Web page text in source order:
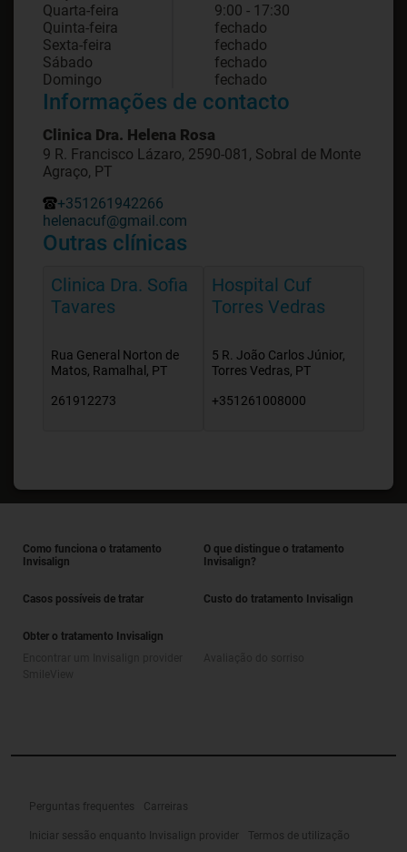
Quarta-feira
9:00 - 17:30
Quinta-feira
fechado
Sexta-feira
fechado
Sábado
fechado
Domingo
fechado
Informações de contacto
Clinica Dra. Helena Rosa
9 R. Francisco Lázaro, 2590-081, Sobral de Monte
Agraço, PT
+351261942266
helenacuf@gmail.com
Outras clínicas
Clinica Dra. Sofia
Tavares
Rua General Norton de
Matos, Ramalhal, PT
261912273
Hospital Cuf
Torres Vedras
5 R. João Carlos Júnior,
Torres Vedras, PT
+351261008000
Como funciona o tratamento
Invisalign
O que distingue o tratamento
Invisalign?
Casos possíveis de tratar Custo do tratamento Invisalign
Obter o tratamento Invisalign
Perguntas frequentes Carreiras
Iniciar sessão enquanto Invisalign provider Termos de utilização